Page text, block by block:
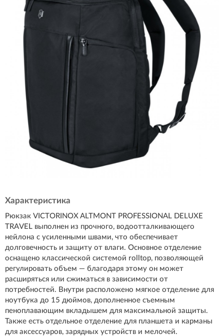
Характеристика
Рюкзак VICTORINOX ALTMONT PROFESSIONAL DELUXE
TRAVEL выполнен из прочного, водоотталкивающего
нейлона с усиленными швами, что обеспечивает
долговечность и защиту от влаги. Основное отделение
оснащено классической системой rolltop, позволяющей
регулировать объем — благодаря этому он может
расширяться или сжиматься в зависимости от
потребностей. Внутри расположено мягкое отделение для
ноутбука до 15 дюймов, дополненное съемным
пеноплавающим вкладышем для максимальной защиты.
Также есть отдельное отделение для планшета и карманы
для аксессуаров, зарядных устройств и мелочей.